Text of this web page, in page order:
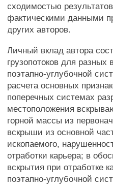
сходимостью
фактическими данными
других авторов.
Личный вклад автора
грузопотоков для разных
поэтапно-углубочной
расчета основных
поперечных системах
местоположения
горной массы из
вскрыши из основной
ископаемого,
отработки карьера; в
вскрытия при отработке
поэтапно-углубочной